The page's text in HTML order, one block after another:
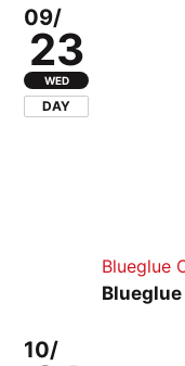
09/
23
WED
DAY
Blueglue
Blueglue
10/